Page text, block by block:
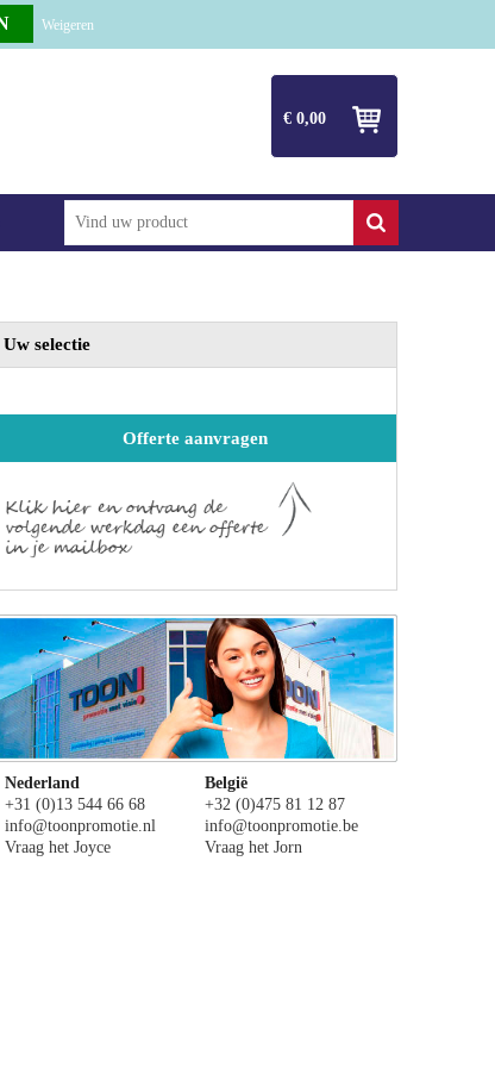
€ 0,00
Uw selectie
Offerte aanvragen
Nederland
+31 (0)13 544 66 68
info@toonpromotie.nl
Vraag het Joyce
België
+32 (0)475 81 12 87
info@toonpromotie.be
Vraag het Jorn
Weigeren